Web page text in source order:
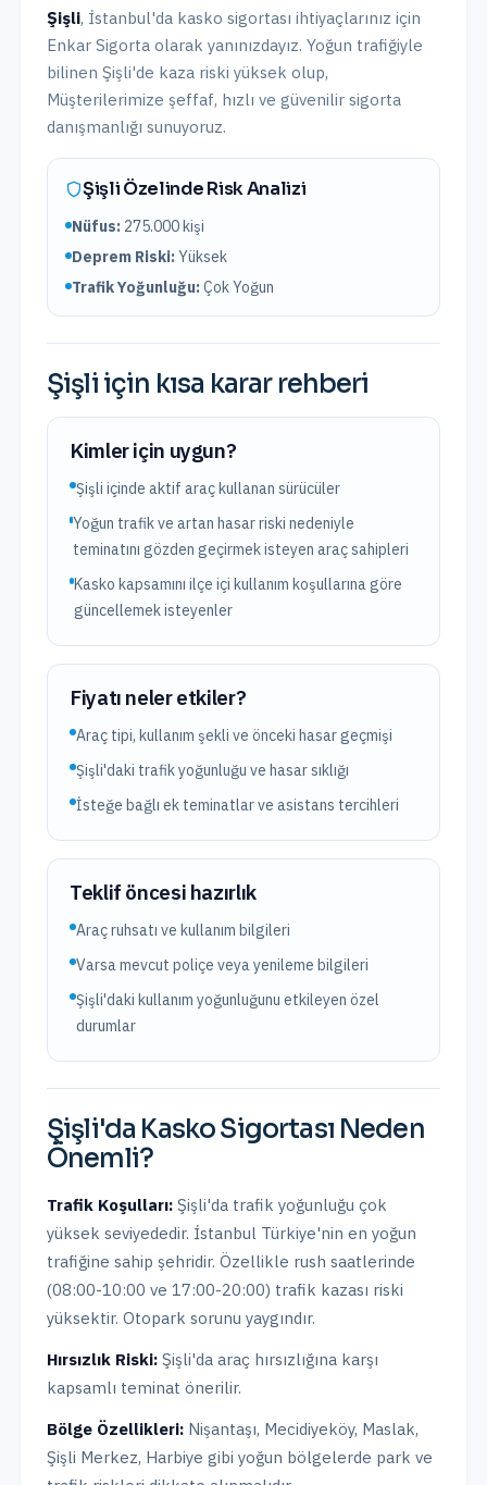
Şişli, İstanbul'da kasko sigortası ihtiyaçlarınız için
Enkar Sigorta olarak yanınızdayız. Yoğun trafiğiyle
bilinen Şişli'de kaza riski yüksek olup,
Müşterilerimize şeffaf, hızlı ve güvenilir sigorta
danışmanlığı sunuyoruz.
ŞişliÖzelinde Risk Analizi
Nüfus: 275.000kişi
Deprem Riski:Yüksek
Trafik Yoğunluğu:Çok Yoğun
Şişli için kısa karar rehberi
Kimler için uygun?
Şişli içinde aktif araç kullanan sürücüler
Yoğun trafik ve artan hasar riski nedeniyle
teminatını gözden geçirmek isteyen araç sahipleri
Kasko kapsamını ilçe içi kullanım koşullarına göre
güncellemek isteyenler
Fiyatı neler etkiler?
Araç tipi, kullanım şekli ve önceki hasar geçmişi
Şişli'daki trafik yoğunluğu ve hasar sıklığı
İsteğe bağlı ek teminatlar ve asistans tercihleri
Teklif öncesi hazırlık
Araç ruhsatı ve kullanım bilgileri
Varsa mevcut poliçe veya yenileme bilgileri
Şişli'daki kullanım yoğunluğunu etkileyen özel
durumlar
Şişli'da Kasko Sigortası Neden
Önemli?
Trafik Koşulları: Şişli'da trafik yoğunluğu çok
yüksek seviyededir. İstanbul Türkiye'nin en yoğun
trafiğine sahip şehridir. Özellikle rush saatlerinde
(08:00-10:00 ve 17:00-20:00) trafik kazası riski
yüksektir. Otopark sorunu yaygındır.
Hırsızlık Riski: Şişli'da araç hırsızlığına karşı
kapsamlı teminat önerilir.
Bölge Özellikleri: Nişantaşı, Mecidiyeköy, Maslak,
Şişli Merkez, Harbiye gibi yoğun bölgelerde park ve